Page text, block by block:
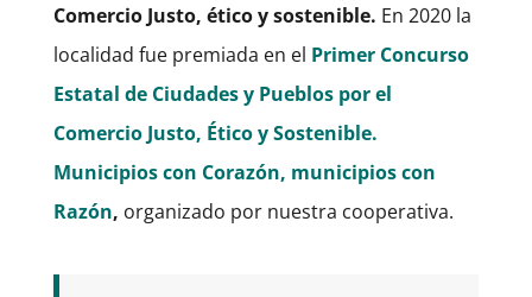
Comercio Justo, ético y sostenible. En 2020 la
localidad fue premiada en el Primer Concurso
Estatal de Ciudades y Pueblos por el
Comercio Justo, Ético y Sostenible.
Municipios con Corazón, municipios con
Razón, organizado por nuestra cooperativa.